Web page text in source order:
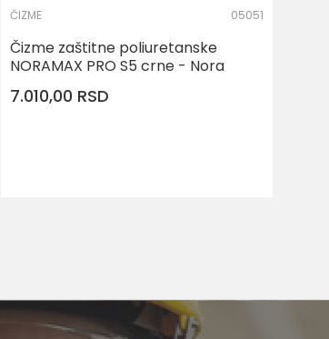
ČIZME 05051
Čizme zaštitne poliuretanske
NORAMAX PRO S5 crne - Nora
7.010,00 RSD